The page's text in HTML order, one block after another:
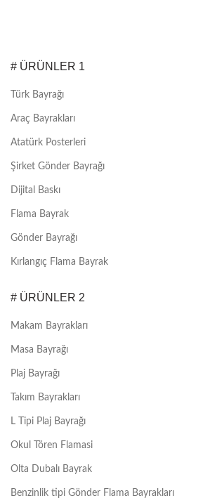
# ÜRÜNLER 1
Türk Bayrağı
Araç Bayrakları
Atatürk Posterleri
Şirket Gönder Bayrağı
Dijital Baskı
Flama Bayrak
Gönder Bayrağı
Kırlangıç Flama Bayrak
# ÜRÜNLER 2
Makam Bayrakları
Masa Bayrağı
Plaj Bayrağı
Takım Bayrakları
L Tipi Plaj Bayrağı
Okul Tören Flamasi
Olta Dubalı Bayrak
Benzinlik tipi Gönder Flama Bayrakları